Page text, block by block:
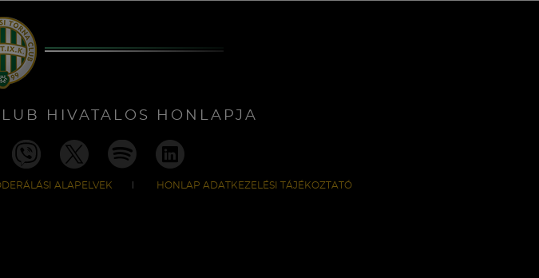
HIVATALOS HONLAPJA
ALAPELVEK HONLAP ADATKEZELÉSI TÁJÉKOZTATÓ